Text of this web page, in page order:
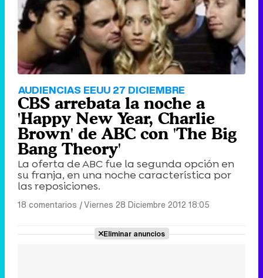
AUDIENCIAS EEUU 27 DICIEMBRE
CBS arrebata la noche a
'Happy New Year, Charlie
Brown' de ABC con 'The Big
Bang Theory'
La oferta de ABC fue la segunda opción en
su franja, en una noche característica por
las reposiciones.
18 comentarios |Viernes 28 Diciembre 2012 18:05
Eliminar anuncios